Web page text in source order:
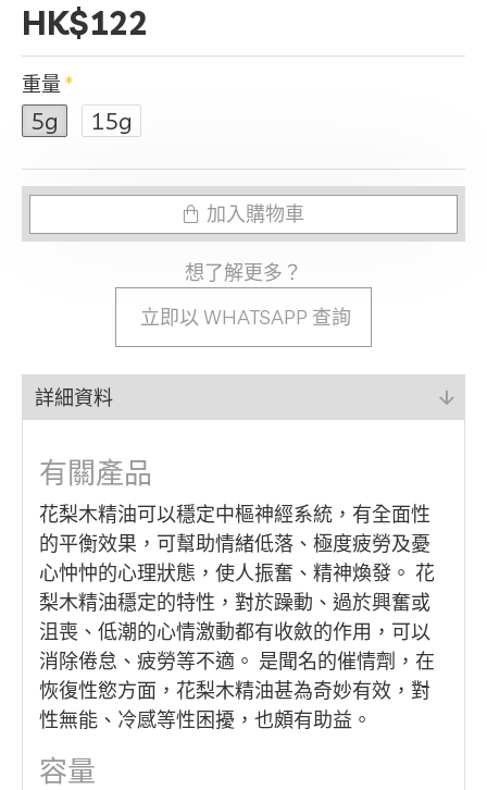
HK$122
重量
5g 15g
加入購物車
想了解更多？
立即以 WHATSAPP 查詢
詳細資料
有關產品
花梨木精油可以穩定中樞神經系統，有全面性
的平衡效果，可幫助情緒低落、極度疲勞及憂
心忡忡的心理狀態，使人振奮、精神煥發。 花
梨木精油穩定的特性，對於躁動、過於興奮或
沮喪、低潮的心情激動都有收斂的作用，可以
消除倦怠、疲勞等不適。 是聞名的催情劑，在
恢復性慾方面，花梨木精油甚為奇妙有效，對
性無能、冷感等性困擾，也頗有助益。
容量